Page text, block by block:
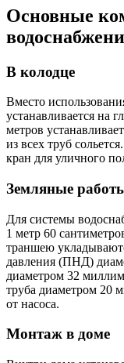
Основные
В колодце
Вместо
устанавливается на
метров
из всех труб
кран для уличного
Земляные
Для системы
1 метр 60
траншею
давления (ПНД)
диаметром 32
труба диаметром 20
от насоса.
Монтаж в доме